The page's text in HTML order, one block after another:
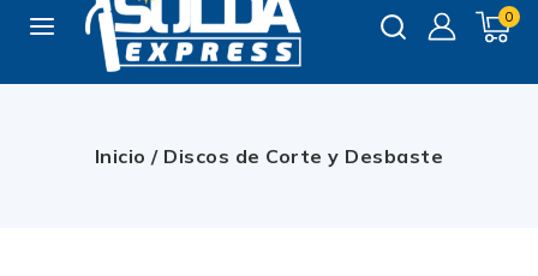
0
Inicio / Discos de Corte y Desbaste